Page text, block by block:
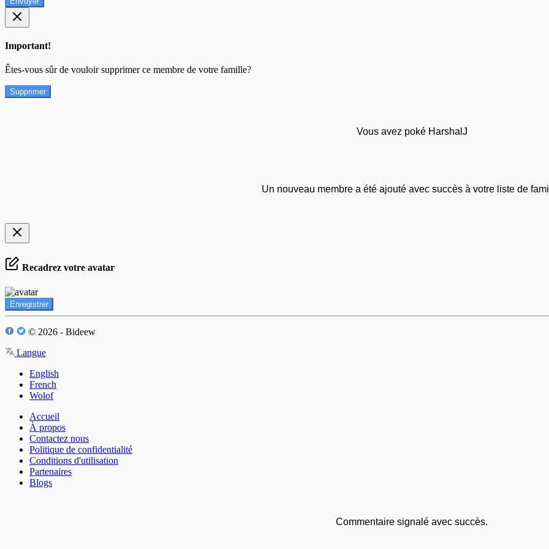
Important!
Êtes-vous sûr de vouloir supprimer ce membre de votre famille?
Supprimer
Vous avez poké HarshalJ
Un nouveau membre a été ajouté avec succès à votre liste de
Recadrez votre avatar
Enregistrer
© 2026 - Bideew
Langue
English
French
Wolof
Accueil
À propos
Contactez nous
Politique de confidentialité
Conditions d'utilisation
Partenaires
Blogs
Commentaire signalé avec succès.